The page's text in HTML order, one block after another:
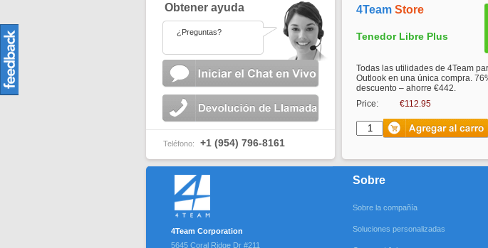
Obtener ayuda
¿Preguntas?
Teléfono: +1 (954) 796-8161
4Team Store
Tenedor Libre Plus
Todas las utilidades de 4Team
Outlook en una única compra.
descuento – ahorre €442.
Price:
€112.95
4Team Corporation
5645 Coral Ridge Dr #211
Sobre
Sobre la compañía
Soluciones personalizadas